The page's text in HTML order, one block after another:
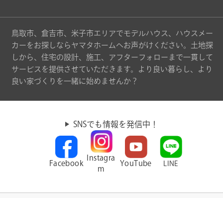
鳥取市、倉吉市、米子市エリアでモデルハウス、ハウスメー
カーをお探しならヤマタホームへお声がけください。土地探
しから、住宅の設計、施工、アフターフォローまで一貫して
サービスを提供させていただきます。より良い暮らし、より
良い家づくりを一緒に始めませんか？
SNSでも情報を発信中！
Facebook
Instagra
m
YouTube LINE